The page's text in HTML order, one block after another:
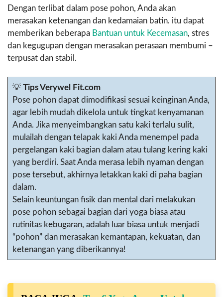
Dengan terlibat dalam pose pohon, Anda akan
merasakan ketenangan dan kedamaian batin. itu dapat
memberikan beberapa Bantuan untuk Kecemasan, stres
dan kegugupan dengan merasakan perasaan membumi –
terpusat dan stabil.
💡 Tips Verywel Fit.com
Pose pohon dapat dimodifikasi sesuai keinginan Anda,
agar lebih mudah dikelola untuk tingkat kenyamanan
Anda. Jika menyeimbangkan satu kaki terlalu sulit,
mulailah dengan telapak kaki Anda menempel pada
pergelangan kaki bagian dalam atau tulang kering kaki
yang berdiri. Saat Anda merasa lebih nyaman dengan
pose tersebut, akhirnya letakkan kaki di paha bagian
dalam.
Selain keuntungan fisik dan mental dari melakukan
pose pohon sebagai bagian dari yoga biasa atau
rutinitas kebugaran, adalah luar biasa untuk menjadi
“pohon” dan merasakan kemantapan, kekuatan, dan
ketenangan yang diberikannya!